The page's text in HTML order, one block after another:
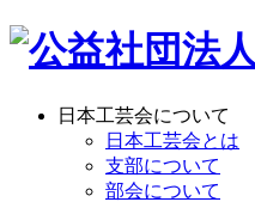
日本工芸会について
日本工芸会とは
支部について
部会について